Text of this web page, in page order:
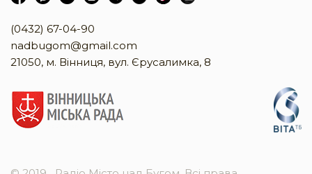
(0432) 67-04-90
nadbugom@gmail.com
21050, м. Вінниця, вул. Єрусалимка, 8